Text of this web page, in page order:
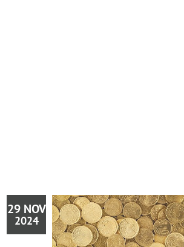
29 NOV
2024